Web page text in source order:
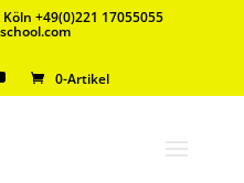
+49(0)221 17055055
0-Artikel